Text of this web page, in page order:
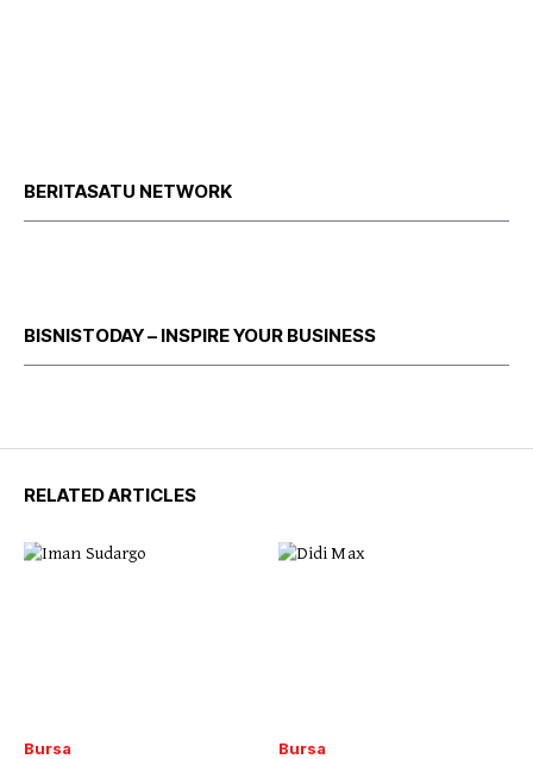
BERITASATU NETWORK
BISNISTODAY – INSPIRE YOUR BUSINESS
RELATED ARTICLES
Bursa Bursa